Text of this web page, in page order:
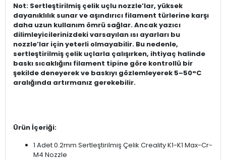
Not: Sertleştirilmiş çelik uçlu nozzle’lar, yüksek
dayanıklılık sunar ve aşındırıcı filament türlerine karşı
daha uzun kullanım ömrü sağlar. Ancak yazıcı
dilimleyicilerinizdeki varsayılan ısı ayarları bu
nozzle’lar için yeterli olmayabilir. Bu nedenle,
sertleştirilmiş çelik uçlarla çalışırken, ihtiyaç halinde
baskı sıcaklığını filament tipine göre kontrollü bir
şekilde deneyerek ve baskıyı gözlemleyerek 5–50°C
aralığında artırmanız gerekebilir.
Ürün İçeriği:
1 Adet 0.2mm Sertleştirilmiş Çelik Creality K1-K1 Max-Cr-
M4 Nozzle